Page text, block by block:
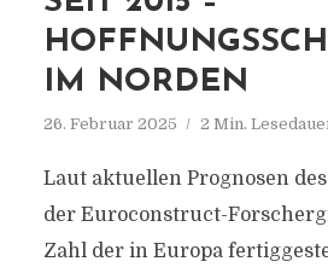
IM NORDEN
26. Februar 2025 2 Min.
Laut aktuellen Prognosen
der Euroconstruct-
Zahl der in Europa